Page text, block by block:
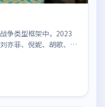
争类型框架中，2023
亦菲、倪妮、胡歌、王
；整体气质偏中国香港